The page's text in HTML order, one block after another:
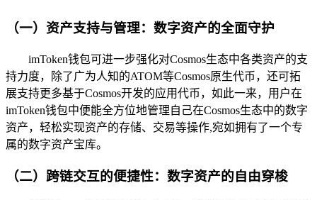
（一）资产支持与管理：数字资产的全面守护
imToken钱包可进一步强化对Cosmos生态中各类资产的支
持力度，除了广为人知的ATOM等Cosmos原生代币，还可拓
展支持更多基于Cosmos开发的应用代币，如此一来，用户在
imToken钱包中便能全方位地管理自己在Cosmos生态中的数字
资产，轻松实现资产的存储、交易等操作,宛如拥有了一个专
属的数字资产宝库。
（二）跨链交互的便捷性：数字资产的自由穿梭